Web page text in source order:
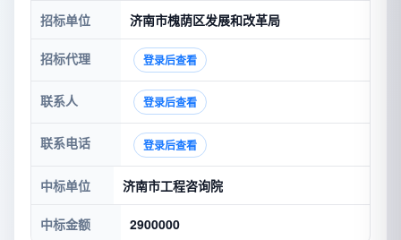
招标单位 济南市槐荫区发展和改革局
招标代理 登录后查看
联系人 登录后查看
联系电话 登录后查看
中标单位 济南市工程咨询院
中标金额 2900000